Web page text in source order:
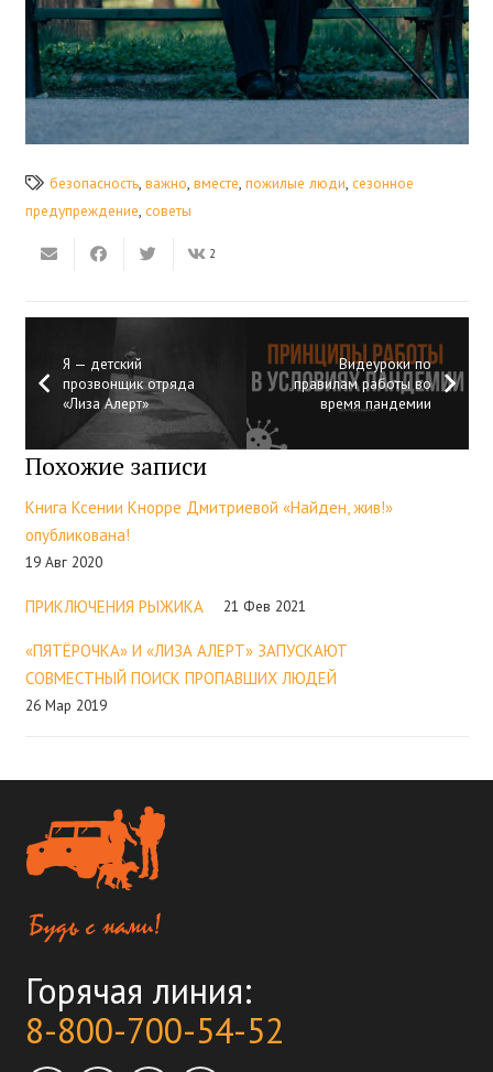
безопасность, важно, вместе, пожилые люди, сезонное
предупреждение, советы
2
Я — детский
прозвонщик отряда
«Лиза Алерт»
Видеуроки по
правилам работы во
время пандемии
Похожие записи
Книга Ксении Кнорре Дмитриевой «Найден, жив!»
опубликована!
19 Авг 2020
ПРИКЛЮЧЕНИЯ РЫЖИКА 21 Фев 2021
«ПЯТЁРОЧКА» И «ЛИЗА АЛЕРТ» ЗАПУСКАЮТ
СОВМЕСТНЫЙ ПОИСК ПРОПАВШИХ ЛЮДЕЙ
26 Мар 2019
Горячая линия:
8-800-700-54-52